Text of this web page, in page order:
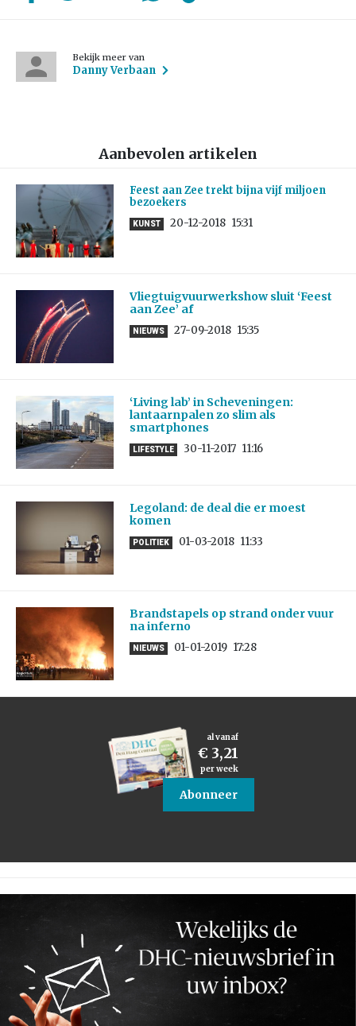
Bekijk meer van
Danny Verbaan
Aanbevolen artikelen
Feest aan Zee trekt bijna vijf miljoen
bezoekers
KUNST 20-12-2018 15:31
Vliegtuigvuurwerkshow sluit ‘Feest
aan Zee’ af
NIEUWS 27-09-2018 15:35
‘Living lab’ in Scheveningen:
lantaarnpalen zo slim als
smartphones
LIFESTYLE 30-11-2017 11:16
Legoland: de deal die er moest
komen
POLITIEK 01-03-2018 11:33
Brandstapels op strand onder vuur
na inferno
NIEUWS 01-01-2019 17:28
al vanaf
€ 3,21
per week
Abonneer